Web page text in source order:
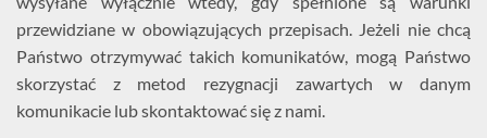
przewidziane w obowiązujących przepisach. Jeżeli nie chcą
Państwo otrzymywać takich komunikatów, mogą Państwo
skorzystać z metod rezygnacji zawartych w danym
komunikacie lub skontaktować się z nami.